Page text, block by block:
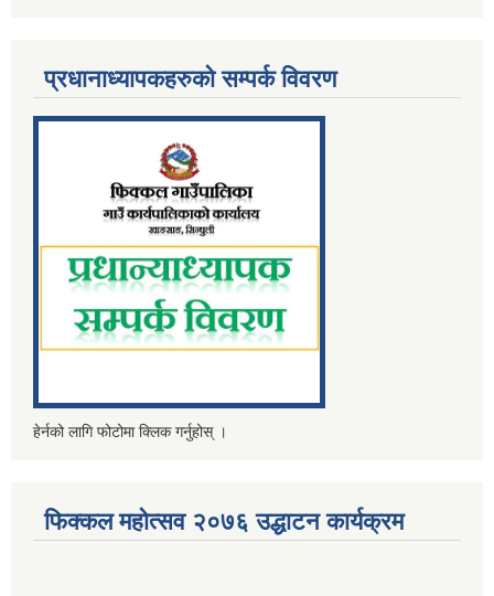
प्रधानाध्यापकहरुको सम्पर्क विवरण
हेर्नको लागि फोटोमा क्लिक गर्नुहोस् ।
फिक्कल महोत्सव २०७६ उद्धाटन कार्यक्रम